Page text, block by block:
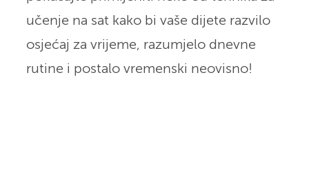
učenje na sat kako bi vaše dijete razvilo
osjećaj za vrijeme, razumjelo dnevne
rutine i postalo vremenski neovisno!